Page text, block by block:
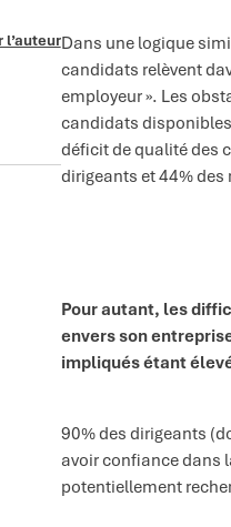
Dans une logique
candidats relèvent
employeur ». Les
candidats disponibles
déficit de qualité des
dirigeants et 44%
Pour autant, les
envers son
impliqués étant
90% des dirigeants
avoir confiance dans
potentiellement